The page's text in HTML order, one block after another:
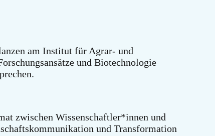
am Institut für Agrar- und
und Biotechnologie
zwischen Wissenschaftler*innen und
und Transformation